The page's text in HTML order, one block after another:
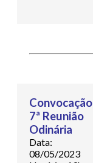
Convocação
7ª Reunião
Odinária
Data:
08/05/2023